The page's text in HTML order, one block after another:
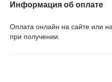
Информация об оплате
Оплата онлайн на сайте или
при получении.